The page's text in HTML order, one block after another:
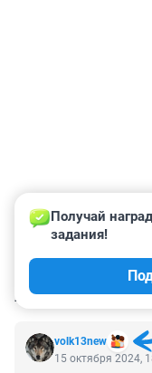
КОММЕНТАРИИ
volk13new
Получай
задания!
15 октября 2024,